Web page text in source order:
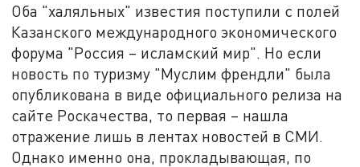
Оба "халяльных" известия поступили с полей
Казанского международного экономического
форума "Россия – исламский мир". Но если
новость по туризму "Муслим френдли" была
опубликована в виде официального релиза на
сайте Роскачества, то первая – нашла
отражение лишь в лентах новостей в СМИ.
Однако именно она, прокладывающая, по